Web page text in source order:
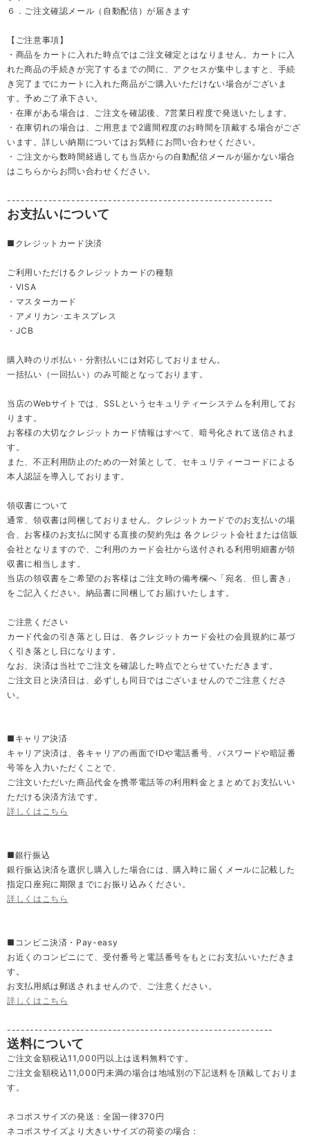
６．ご注文確認メール（自動配信）が届きます
【ご注意事項】
・商品をカートに入れた時点ではご注文確定とはなりません。カートに入
れた商品の手続きが完了するまでの間に、アクセスが集中しますと、手続
き完了までにカートに入れた商品がご購入いただけない場合がございま
す。予めご了承下さい。
・在庫がある場合は、ご注文を確認後、7営業日程度で発送いたします。
・在庫切れの場合は、ご用意まで2週間程度のお時間を頂戴する場合がござ
います。詳しい納期についてはお気軽にお問い合わせください。
・ご注文から数時間経過しても当店からの自動配信メールが届かない場合
はこちらからお問い合わせください。
----------------------------------------------------------
お支払いについて
■クレジットカード決済
ご利用いただけるクレジットカードの種類
・VISA
・マスターカード
・アメリカン･エキスプレス
・JCB
購入時のリボ払い・分割払いには対応しておりません。
一括払い（一回払い）のみ可能となっております。
当店のWebサイトでは、SSLというセキュリティーシステムを利用してお
ります。
お客様の大切なクレジットカード情報はすべて、暗号化されて送信されま
す。
また、不正利用防止のための一対策として、セキュリティーコードによる
本人認証を導入しております。
領収書について
通常、領収書は同梱しておりません。クレジットカードでのお支払いの場
合、お客様のお支払に関する直接の契約先は 各クレジット会社または信販
会社となりますので、ご利用のカード会社から送付される利用明細書が領
収書に相当します。
当店の領収書をご希望のお客様はご注文時の備考欄へ「宛名、但し書き」
をご記入ください。納品書に同梱してお届けいたします。
ご注意ください
カード代金の引き落とし日は、各クレジットカード会社の会員規約に基づ
く引き落とし日になります。
なお、決済は当社でご注文を確認した時点でとらせていただきます。
ご注文日と決済日は、必ずしも同日ではございませんのでご注意くださ
い。
■キャリア決済
キャリア決済は、各キャリアの画面でIDや電話番号、パスワードや暗証番
号等を入力いただくことで、
ご注文いただいた商品代金を携帯電話等の利用料金とまとめてお支払いい
ただける決済方法です。
詳しくはこちら
■銀行振込
銀行振込決済を選択し購入した場合には、購入時に届くメールに記載した
指定口座宛に期限までにお振り込みください。
詳しくはこちら
■コンビニ決済・Pay-easy
お近くのコンビニにて、受付番号と電話番号をもとにお支払いいただきま
す。
お支払用紙は郵送されませんので、ご注意ください。
詳しくはこちら
----------------------------------------------------------
送料について
ご注文金額税込11,000円以上は送料無料です。
ご注文金額税込11,000円未満の場合は地域別の下記送料を頂戴しておりま
す。
ネコポスサイズの発送：全国一律370円
ネコポスサイズより大きいサイズの荷姿の場合：